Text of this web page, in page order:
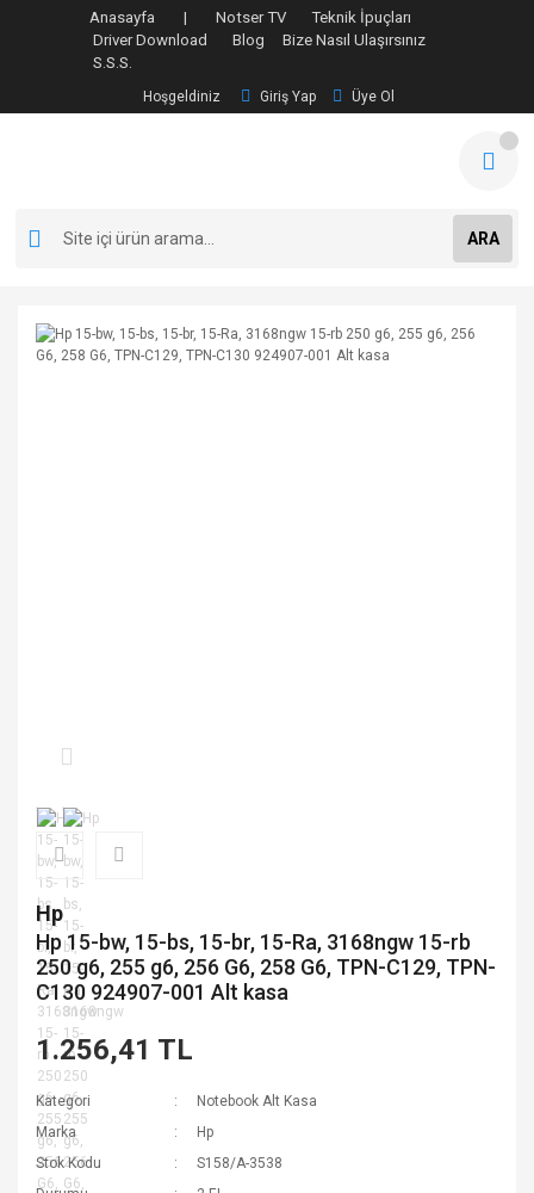
Anasayfa | Notser TV
Teknik İpuçları
Driver Download
Blog
Bize Nasıl Ulaşırsınız
S.S.S.
Hoşgeldiniz Giriş Yap Üye Ol
ARA
Hp
Hp 15-bw, 15-bs, 15-br, 15-Ra, 3168ngw 15-rb
250 g6, 255 g6, 256 G6, 258 G6, TPN-C129, TPN-
C130 924907-001 Alt kasa
1.256,41 TL
Kategori
Notebook Alt Kasa
Marka
Hp
Stok Kodu
S158/A-3538